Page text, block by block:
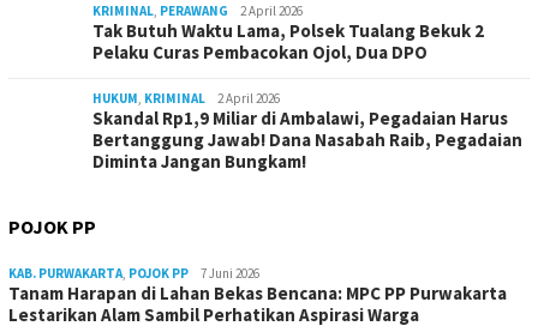
KRIMINAL, PERAWANG 2 April 2026
Tak Butuh Waktu Lama, Polsek Tualang Bekuk 2
Pelaku Curas Pembacokan Ojol, Dua DPO
HUKUM, KRIMINAL 2 April 2026
Skandal Rp1,9 Miliar di Ambalawi, Pegadaian Harus
Bertanggung Jawab! Dana Nasabah Raib, Pegadaian
Diminta Jangan Bungkam!
POJOK PP
KAB. PURWAKARTA, POJOK PP 7 Juni 2026
Tanam Harapan di Lahan Bekas Bencana: MPC PP Purwakarta
Lestarikan Alam Sambil Perhatikan Aspirasi Warga